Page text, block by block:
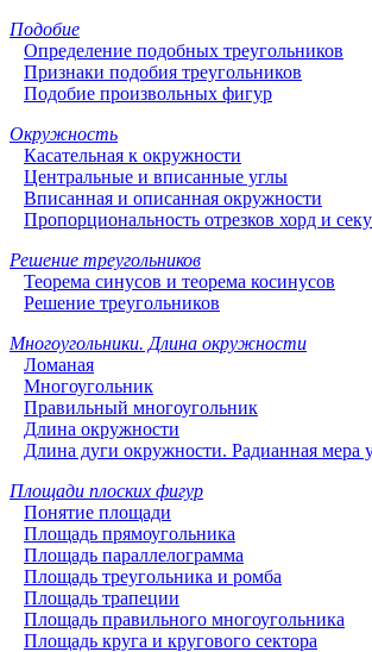
Подобие
Определение подобных треугольников
Признаки подобия треугольников
Подобие произвольных фигур
Окружность
Касательная к окружности
Центральные и вписанные углы
Вписанная и описанная окружности
Пропорциональность отрезков хорд и
Решение треугольников
Теорема синусов и теорема косинусов
Решение треугольников
Многоугольники. Длина окружности
Ломаная
Многоугольник
Правильный многоугольник
Длина окружности
Длина дуги окружности. Радианная мера
Площади плоских фигур
Понятие площади
Площадь прямоугольника
Площадь параллелограмма
Площадь треугольника и ромба
Площадь трапеции
Площадь правильного многоугольника
Площадь круга и кругового сектора